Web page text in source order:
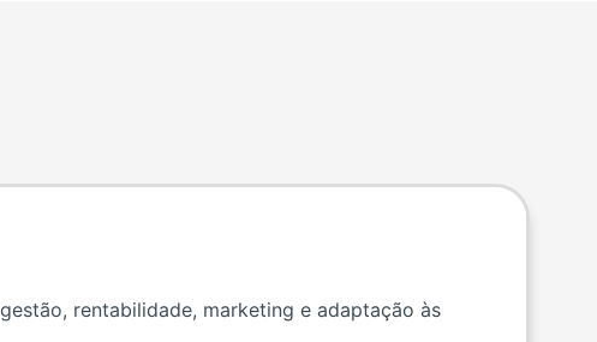
rentabilidade, marketing e adaptação às